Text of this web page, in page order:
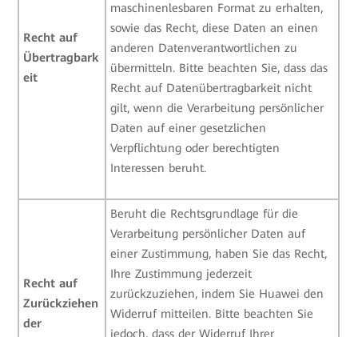
Recht auf
Übertragbark
eit
maschinenlesbaren Format zu erhalten,
sowie das Recht, diese Daten an einen
anderen Datenverantwortlichen zu
übermitteln. Bitte beachten Sie, dass das
Recht auf Datenübertragbarkeit nicht
gilt, wenn die Verarbeitung persönlicher
Daten auf einer gesetzlichen
Verpflichtung oder berechtigten
Interessen beruht.
Recht auf
Zurückziehen
der
Beruht die Rechtsgrundlage für die
Verarbeitung persönlicher Daten auf
einer Zustimmung, haben Sie das Recht,
Ihre Zustimmung jederzeit
zurückzuziehen, indem Sie Huawei den
Widerruf mitteilen. Bitte beachten Sie
jedoch, dass der Widerruf Ihrer